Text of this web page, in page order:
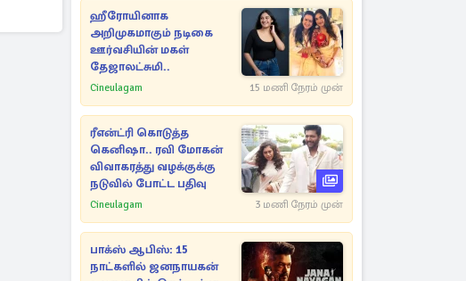
ஹீரோயினாக
அறிமுகமாகும் நடிகை
ஊர்வசியின் மகள்
தேஜாலட்சுமி..
Cineulagam 15 மணி நேரம் முன்
ரீஎன்ட்ரி கொடுத்த
கெனிஷா.. ரவி மோகன்
விவாகரத்து வழக்குக்கு
நடுவில் போட்ட பதிவு
Cineulagam 3 மணி நேரம் முன்
பாக்ஸ் ஆபிஸ்: 15
நாட்களில் ஜனநாயகன்